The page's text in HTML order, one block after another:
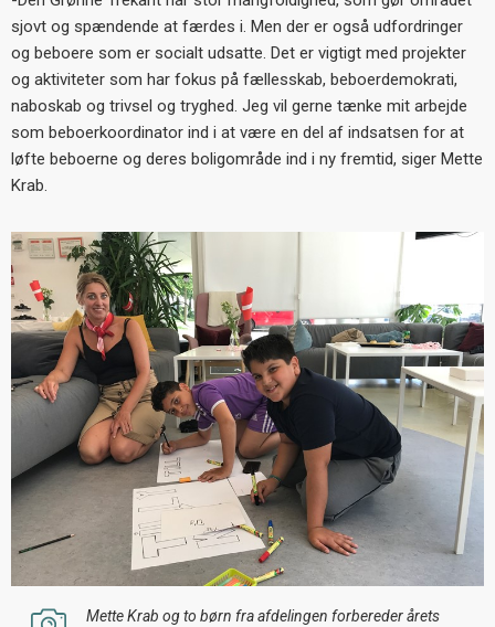
sjovt og spændende at færdes i. Men der er også udfordringer
og beboere som er socialt udsatte. Det er vigtigt med projekter
og aktiviteter som har fokus på fællesskab, beboerdemokrati,
naboskab og trivsel og tryghed. Jeg vil gerne tænke mit arbejde
som beboerkoordinator ind i at være en del af indsatsen for at
løfte beboerne og deres boligområde ind i ny fremtid, siger Mette
Krab.
Mette Krab og to børn fra afdelingen forbereder årets